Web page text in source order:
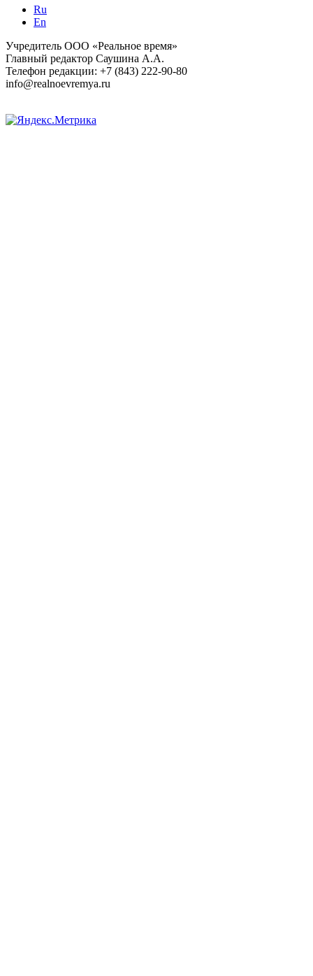
Ru
En
Учредитель ООО «Реальное время»
Главный редактор Саушина А.А.
Телефон редакции: +7 (843) 222-90-80
info@realnoevremya.ru